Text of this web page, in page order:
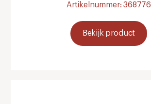
Artikelnummer: 368776
Bekijk product